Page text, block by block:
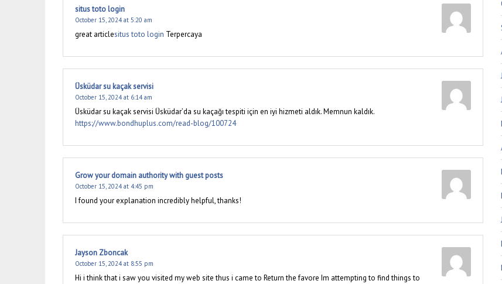
situs toto login
October 15, 2024 at 5:20 am
great articlesitus toto login Terpercaya
Üsküdar su kaçak servisi
October 15, 2024 at 6:14 am
Üsküdar su kaçak servisi Üsküdar’da su kaçağı tespiti için en iyi hizmeti aldık. Memnun kaldık.
https://www.bondhuplus.com/read-blog/100724
Grow your domain authority with guest posts
October 15, 2024 at 4:45 pm
I found your explanation incredibly helpful, thanks!
Jayson Zboncak
October 15, 2024 at 8:55 pm
Hi i think that i saw you visited my web site thus i came to Return the favore Im attempting to find things to